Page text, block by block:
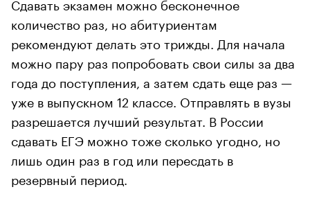
количество раз, но абитуриентам
рекомендуют делать это трижды. Для начала
можно пару раз попробовать свои силы за два
года до поступления, а затем сдать еще раз —
уже в выпускном 12 классе. Отправлять в вузы
разрешается лучший результат. В России
сдавать ЕГЭ можно тоже сколько угодно, но
лишь один раз в год или пересдать в
резервный период.